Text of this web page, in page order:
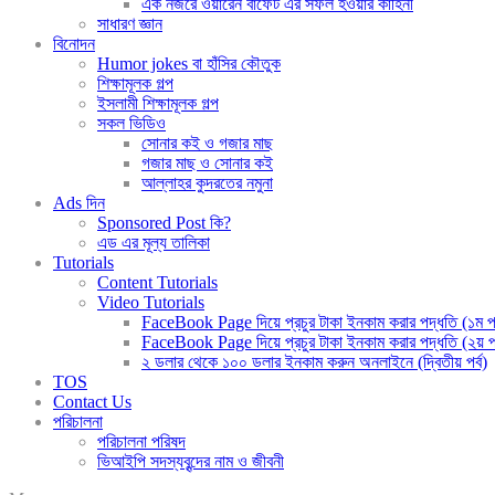
এক নজরে ওয়ারেন বাফেট এর সফল হওয়ার কাহিনী
সাধারণ জ্ঞান
বিনোদন
Humor jokes বা হাঁসির কৌতুক
শিক্ষামূলক গল্প
ইসলামী শিক্ষামূলক গল্প
সকল ভিডিও
সোনার কই ও গজার মাছ
গজার মাছ ও সোনার কই
আল্লাহর কুদরতের নমুনা
Ads দিন
Sponsored Post কি?
এড এর মূল্য তালিকা
Tutorials
Content Tutorials
Video Tutorials
FaceBook Page দিয়ে প্রচুর টাকা ইনকাম করার পদ্ধতি (১ম
FaceBook Page দিয়ে প্রচুর টাকা ইনকাম করার পদ্ধতি (২য়
২ ডলার থেকে ১০০ ডলার ইনকাম করুন অনলাইনে (দ্বিতীয় পর্ব)
TOS
Contact Us
পরিচালনা
পরিচালনা পরিষদ
ভিআইপি সদস্যবৃন্দের নাম ও জীবনী